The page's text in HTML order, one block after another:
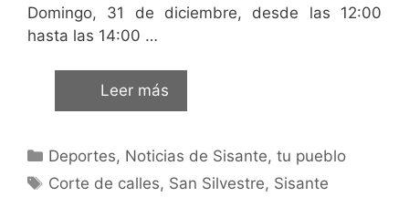
Domingo, 31 de diciembre, desde las 12:00
hasta las 14:00 …
Leer más
Deportes, Noticias de Sisante, tu pueblo
Corte de calles, San Silvestre, Sisante